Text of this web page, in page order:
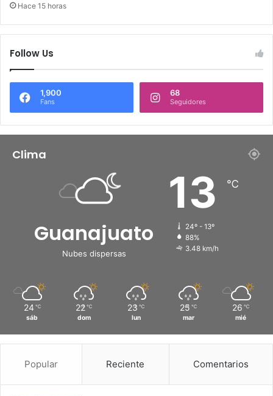
Hace 15 horas
Follow Us
1,900
Fans
68
Seguidores
Clima
Guanajuato
Nubes dispersas
13 ℃
24º - 13º
88%
3.48 km/h
24 ℃
sáb
22 ℃
dom
23 ℃
lun
25 ℃
mar
26 ℃
mié
Popular Reciente Comentarios